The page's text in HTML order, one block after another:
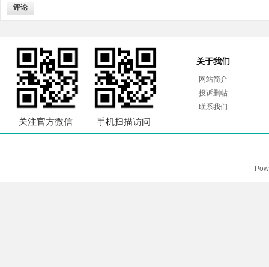
评论
关注官方微信 手机扫描访问
关于我们
网站简介
投诉删帖
联系我们